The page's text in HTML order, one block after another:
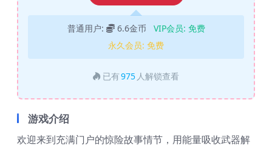
普通用户: 6.6金币 VIP会员: 免费
永久会员: 免费
已有975 人解锁查看
游戏介绍
欢迎来到充满门户的惊险故事情节，用能量吸收武器解